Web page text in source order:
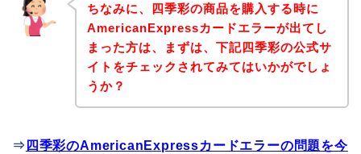
ちなみに、四季彩の商品を購入する時に
AmericanExpressカードエラーが出てし
まった方は、まずは、下記四季彩の公式サ
イトをチェックされてみてはいかがでしょ
うか？
⇒ 四季彩のAmericanExpressカードエラーの問題を今